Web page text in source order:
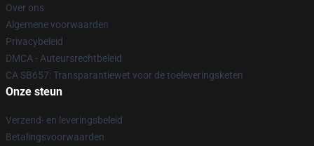
Over ons
Algemene voorwaarden
Privacybeleid
DMCA - Auteursrechtbeleid
CA SB657: Transparantiewet voor de toeleveringsketen
Onze steun
Verzend- en leveringsbeleid
Betalingsvoorwaarden